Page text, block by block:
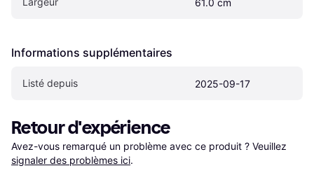
61.0 cm
Informations supplémentaires
Listé depuis 2025-09-17
Retour d'expérience
Avez-vous remarqué un problème avec ce produit ? Veuillez
signaler des problèmes ici.